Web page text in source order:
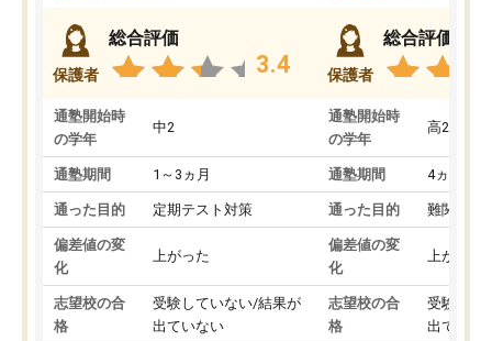
保護者
総合評価
3.4
通塾開始時
の学年
中2
通塾期間 1～3ヵ月
通った目的 定期テスト対策
偏差値の変
化
上がった
志望校の合
格
受験していない/結果が
出ていない
保護者
総合評価
通塾開始時
の学年
高2
通塾期間 4ヵ月～1
通った目的 難関私立
偏差値の変
化
上がった
志望校の合
格
受験して
出ていな